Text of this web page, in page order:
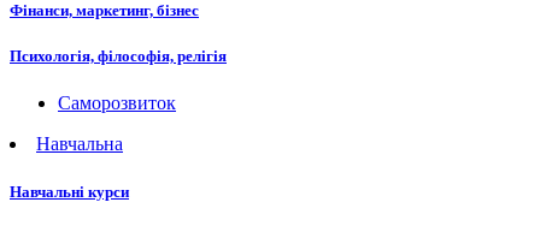
Фінанси, маркетинг, бізнес
Психологія, філософія, релігія
Саморозвиток
Навчальна
Навчальні курси